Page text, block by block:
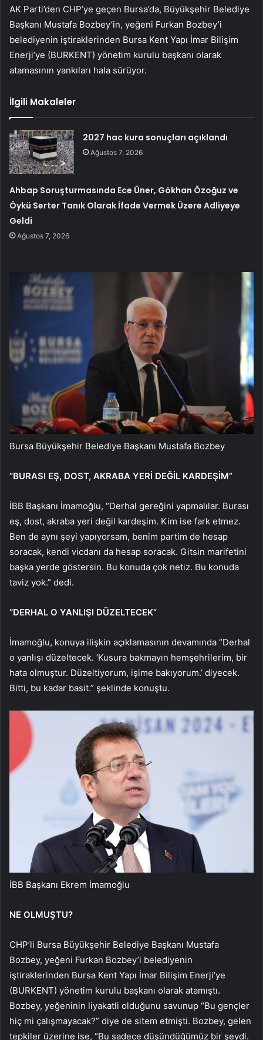
AK Parti’den CHP’ye geçen Bursa’da, Büyükşehir Belediye
Başkanı Mustafa Bozbey’in, yeğeni Furkan Bozbey’i
belediyenin iştiraklerinden Bursa Kent Yapı İmar Bilişim
Enerji’ye (BURKENT) yönetim kurulu başkanı olarak
atamasının yankıları hala sürüyor.
İlgili Makaleler
2027 hac kura sonuçları açıklandı
Ağustos 7, 2026
Ahbap Soruşturmasında Ece Üner, Gökhan Özoğuz ve
Öykü Serter Tanık Olarak İfade Vermek Üzere Adliyeye
Geldi
Ağustos 7, 2026
Bursa Büyükşehir Belediye Başkanı Mustafa Bozbey
“BURASI EŞ, DOST, AKRABA YERİ DEĞİL KARDEŞİM”
İBB Başkanı İmamoğlu, “Derhal gereğini yapmalılar. Burası
eş, dost, akraba yeri değil kardeşim. Kim ise fark etmez.
Ben de aynı şeyi yapıyorsam, benim partim de hesap
soracak, kendi vicdanı da hesap soracak. Gitsin marifetini
başka yerde göstersin. Bu konuda çok netiz. Bu konuda
taviz yok.” dedi.
“DERHAL O YANLIŞI DÜZELTECEK”
İmamoğlu, konuya ilişkin açıklamasının devamında “Derhal
o yanlışı düzeltecek. ‘Kusura bakmayın hemşehrilerim, bir
hata olmuştur. Düzeltiyorum, işime bakıyorum.’ diyecek.
Bitti, bu kadar basit.” şeklinde konuştu.
İBB Başkanı Ekrem İmamoğlu
NE OLMUŞTU?
CHP’li Bursa Büyükşehir Belediye Başkanı Mustafa
Bozbey, yeğeni Furkan Bozbey’i belediyenin
iştiraklerinden Bursa Kent Yapı İmar Bilişim Enerji’ye
(BURKENT) yönetim kurulu başkanı olarak atamıştı.
Bozbey, yeğeninin liyakatli olduğunu savunup “Bu gençler
hiç mi çalışmayacak?” diye de sitem etmişti. Bozbey, gelen
tepkiler üzerine ise, “Bu sadece düşündüğümüz bir şeydi.